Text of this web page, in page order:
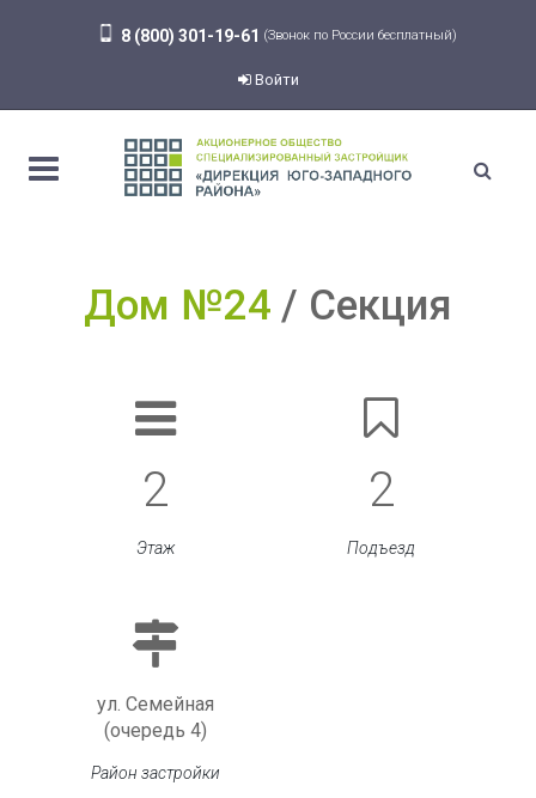
8 (800) 301-19-61 (Звонок по России бесплатный)
Войти
Дом №24 Секция
2
Этаж
2
Подъезд
ул. Семейная
(очередь 4)
Район застройки